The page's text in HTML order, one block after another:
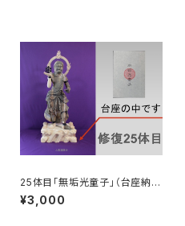
25体目「無垢光童子」（台座納
入）
¥3,000